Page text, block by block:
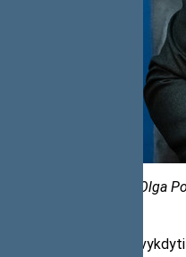
nuotr. (aut. Olga
tokioms užduotims